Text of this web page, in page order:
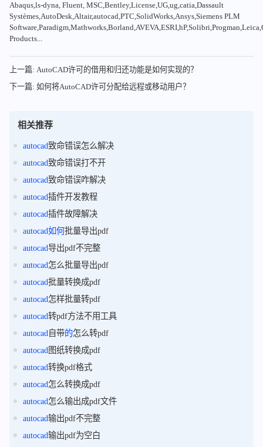
Abaqus,ls-dyna, Fluent, MSC,Bentley,License,UG,ug,catia,Dassault
Systèmes,AutoDesk,Altair,autocad,PTC,SolidWorks,Ansys,Siemens PLM
Products...
上一篇: AutoCAD许可的借用和归还功能是如何实现的？
下一篇: 如何将AutoCAD许可分配给远程或移动用户？
相关推荐
autocad致命错误怎么解决
autocad致命错误打不开
autocad致命错误咋解决
autocad插件开发教程
autocad插件故障解决
autocad如何批量导出pdf
autocad导出pdf不完整
autocad怎么批量导出pdf
autocad批量转换成pdf
autocad怎样批量转pdf
autocad转pdf方法不用工具
autocad 自带的怎么转pdf
autocad图纸转换成pdf
autocad转换pdf格式
autocad怎么转换成pdf
autocad怎么输出成pdf文件
autocad输出pdf不完整
autocad输出pdf为空白